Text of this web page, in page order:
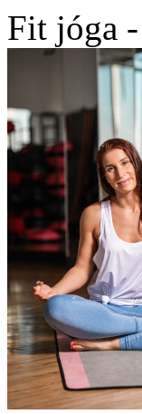
Fit jóga